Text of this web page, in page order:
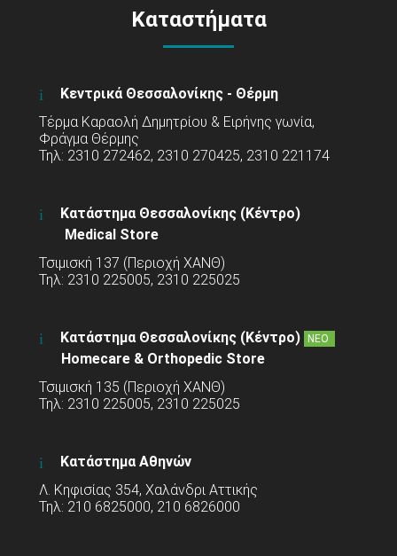
Καταστήματα
Κεντρικά Θεσσαλονίκης - Θέρμη
Τέρμα Καραολή Δημητρίου & Ειρήνης γωνία,
Φράγμα Θέρμης
Τηλ: 2310 272462, 2310 270425, 2310 221174
Κατάστημα Θεσσαλονίκης (Κέντρο)
Medical Store
Τσιμισκή 137 (Περιοχή ΧΑΝΘ)
Τηλ: 2310 225005, 2310 225025
Κατάστημα Θεσσαλονίκης (Κέντρο) ΝΕΟ
Homecare & Orthopedic Store
Τσιμισκή 135 (Περιοχή ΧΑΝΘ)
Τηλ: 2310 225005, 2310 225025
Κατάστημα Αθηνών
Λ. Κηφισίας 354, Χαλάνδρι Αττικής
Τηλ: 210 6825000, 210 6826000